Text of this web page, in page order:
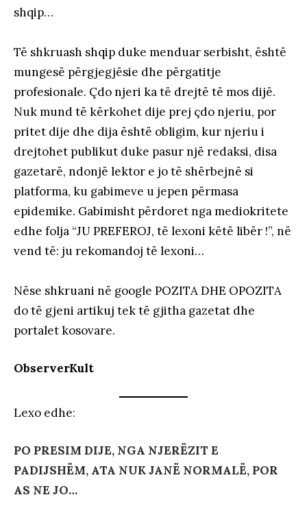
shqip…
Të shkruash shqip duke menduar serbisht, është
mungesë përgjegjësie dhe përgatitje
profesionale. Çdo njeri ka të drejtë të mos dijë.
Nuk mund të kërkohet dije prej çdo njeriu, por
pritet dije dhe dija është obligim, kur njeriu i
drejtohet publikut duke pasur një redaksi, disa
gazetarë, ndonjë lektor e jo të shërbejnë si
platforma, ku gabimeve u jepen përmasa
epidemike. Gabimisht përdoret nga mediokritete
edhe folja “JU PREFEROJ, të lexoni këtë libër !”, në
vend të: ju rekomandoj të lexoni…
Nëse shkruani në google POZITA DHE OPOZITA
do të gjeni artikuj tek të gjitha gazetat dhe
portalet kosovare.
ObserverKult
Lexo edhe:
PO PRESIM DIJE, NGA NJERËZIT E
PADIJSHËM, ATA NUK JANË NORMALË, POR
AS NE JO…